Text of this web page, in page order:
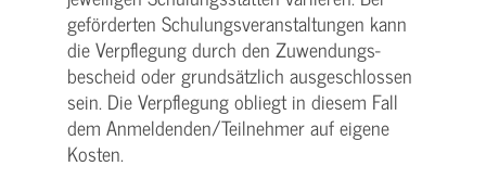
geförderten Schulungs­veranstaltungen kann
die Verpflegung durch den Zuwendungs­
bescheid oder grundsätzlich ausgeschlossen
sein. Die Verpflegung obliegt in diesem Fall
dem Anmeldenden/­Teilnehmer auf eigene
Kosten.